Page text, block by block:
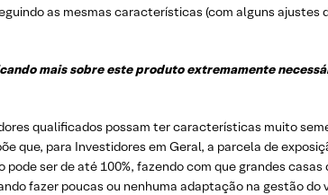
as mesmas características (com alguns
mais sobre este produto extremamente
qualificados possam ter características muito
que, para Investidores em Geral, a parcela de
ser de até 100%, fazendo com que grandes casas
fazer poucas ou nenhuma adaptação na gestão do